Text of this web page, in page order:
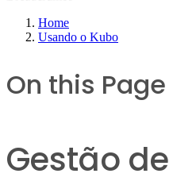
Home
Usando o Kubo
On this Page
Gestão